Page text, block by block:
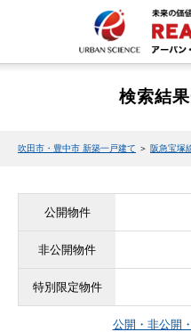
検索結
吹田市・豊中市 新築一戸建て ＞ 阪急宝塚
公開物件
非公開物件
特別限定物件
公開・非公開